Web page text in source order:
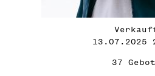
13.07.2025
37